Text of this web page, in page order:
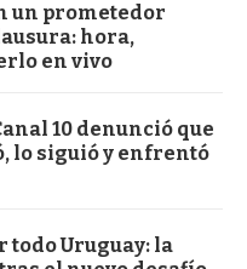
un prometedor
hora,
en vivo
10 denunció que
lo siguió y enfrentó
todo Uruguay: la